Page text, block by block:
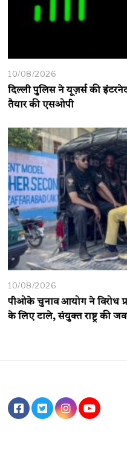
10/08/2026
दिल्ली पुलिस ने यूज़र्स की
तैयार की एसओपी
10/08/2026
पीओके चुनाव आयोग ने विरोध
के लिए टाले, संयुक्त राष्ट्र की